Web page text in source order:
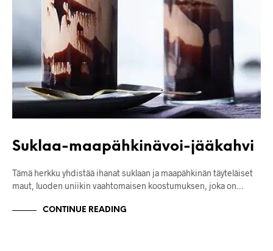
Suklaa-maapähkinävoi-jääkahvi
Tämä herkku yhdistää ihanat suklaan ja maapähkinän täyteläiset
maut, luoden uniikin vaahtomaisen koostumuksen, joka on…
CONTINUE READING